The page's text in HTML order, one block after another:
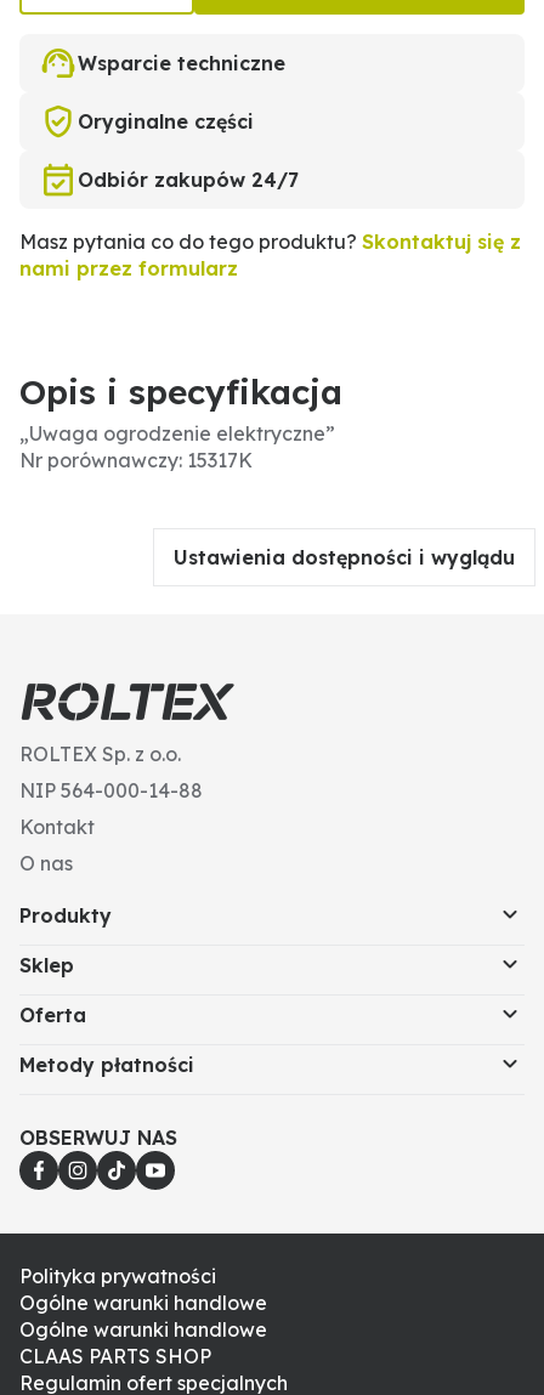
Wsparcie techniczne
Oryginalne części
Odbiór zakupów 24/7
Masz pytania co do tego produktu? Skontaktuj się z
nami przez formularz
Opis i specyfikacja
„Uwaga ogrodzenie elektryczne”
Nr porównawczy: 15317K
Ustawienia dostępności i wyglądu
ROLTEX Sp. z o.o.
NIP 564-000-14-88
Kontakt
O nas
Produkty
Sklep
Oferta
Metody płatności
OBSERWUJ NAS
Polityka prywatności
Ogólne warunki handlowe
Ogólne warunki handlowe
CLAAS PARTS SHOP
Regulamin ofert specjalnych